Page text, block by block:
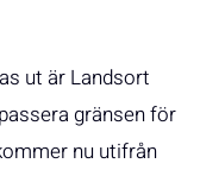
ut är Landsort
gränsen för
nu utifrån